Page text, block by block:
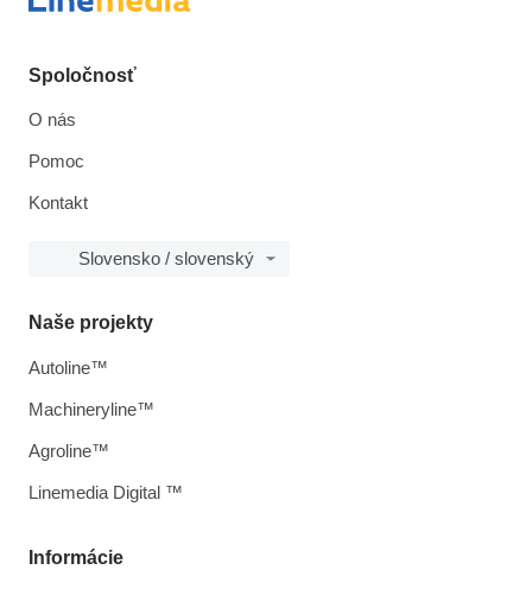
Spoločnosť
O nás
Pomoc
Kontakt
Slovensko / slovenský
Informácie
Naše projekty
Autoline™
Machineryline™
Agroline™
Linemedia Digital ™